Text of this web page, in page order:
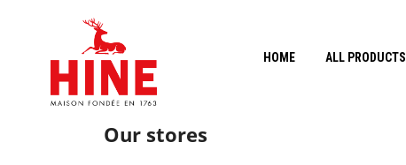
HOME ALL PRODUCTS
Our stores